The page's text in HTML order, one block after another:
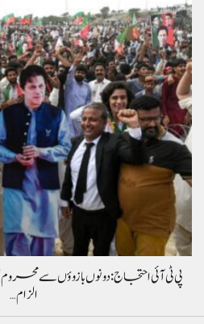
پی ٹی آئی احتجاج: دونوں بازوؤں سے
الزام…